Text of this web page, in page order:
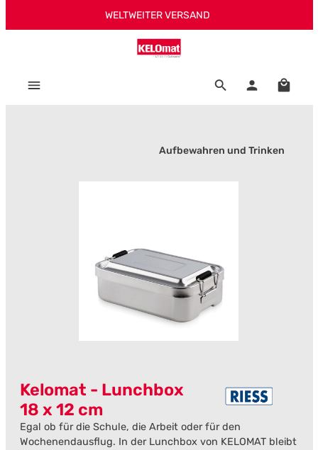
Zum Hauptinhalt springenWELTWEITER VERSAND
Aufbewahren und Trinken
Kelomat - Lunchbox
18 x 12 cm
Egal ob für die Schule, die Arbeit oder für den
Wochenendausflug. In der Lunchbox von KELOMAT bleibt